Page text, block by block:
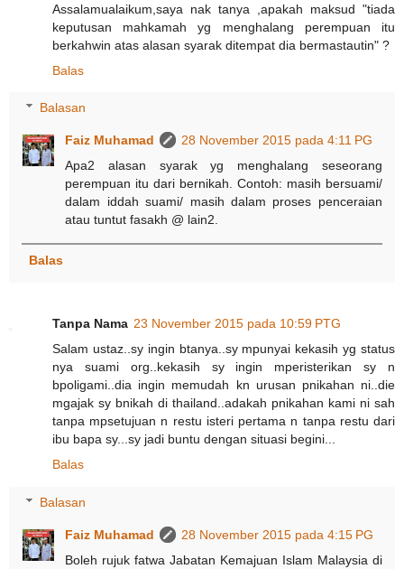
Assalamualaikum,saya nak tanya ,apakah maksud "tiada
keputusan mahkamah yg menghalang perempuan itu
berkahwin atas alasan syarak ditempat dia bermastautin" ?
Balas
Balasan
Faiz Muhamad
28 November 2015 pada 4:11 PG
Apa2 alasan syarak yg menghalang seseorang
perempuan itu dari bernikah. Contoh: masih bersuami/
dalam iddah suami/ masih dalam proses penceraian
atau tuntut fasakh @ lain2.
Balas
Tanpa Nama 23 November 2015 pada 10:59 PTG
Salam ustaz..sy ingin btanya..sy mpunyai kekasih yg status
nya suami org..kekasih sy ingin mperisterikan sy n
bpoligami..dia ingin memudah kn urusan pnikahan ni..die
mgajak sy bnikah di thailand..adakah pnikahan kami ni sah
tanpa mpsetujuan n restu isteri pertama n tanpa restu dari
ibu bapa sy...sy jadi buntu dengan situasi begini...
Balas
Balasan
Faiz Muhamad
28 November 2015 pada 4:15 PG
Boleh rujuk fatwa Jabatan Kemajuan Islam Malaysia di